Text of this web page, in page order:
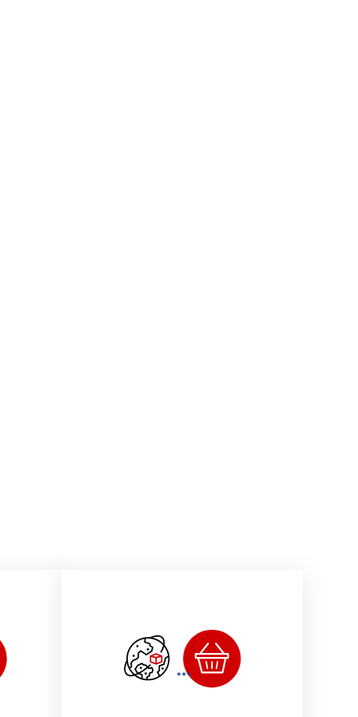
Алгоритмы, записанные в процессор,
уровня сигнала происходит его
колонок, а также коррекцию АЧХ для
позволяющим подчеркнуть
как вертикально, так и
отличным вариантом для проведения